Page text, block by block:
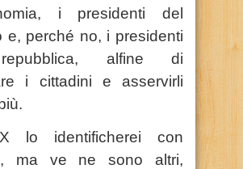
i presidenti del
e, perché no, i presidenti
alfine di
i cittadini e asservirli
lo identificherei con
ma ve ne sono altri,